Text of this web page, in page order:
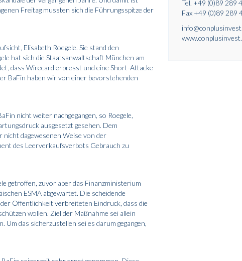
Freitag mussten sich die Führungsspitze der
, Elisabeth Roegele. Sie stand den
hat sich die Staatsanwaltschaft München am
dass Wirecard erpresst und eine Short-Attacke
BaFin haben wir von einer bevorstehenden
nicht weiter nachgegangen, so Roegele,
ausgesetzt gesehen. Dem
dagewesenen Weise von der
des Leerverkaufsverbots Gebrauch zu
getroffen, zuvor aber das Finanzministerium
ESMA abgewartet. Die scheidende
Öffentlichkeit verbreiteten Eindruck, dass die
wollen. Ziel der Maßnahme sei allein
das sicherzustellen sei es darum gegangen,
Tel. +49 (0)89 289
Fax +49 (0)89 289